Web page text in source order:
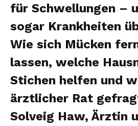
für Schwellungen –
sogar Krankheiten
Wie sich Mücken
lassen, welche
Stichen helfen und
ärztlicher Rat
Solveig Haw, Ärztin